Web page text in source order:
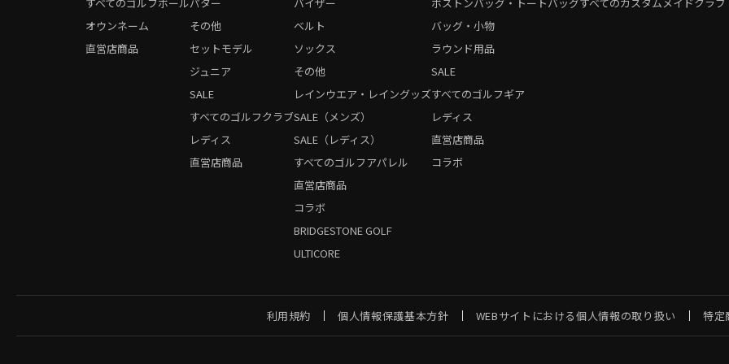
オウンネーム
直営店商品
レディス
直営店商品
その他
セットモデル
ジュニア
SALE
すべてのゴルフクラブ
直営店商品
コラボ
BRIDGESTONE GOLF
ULTICORE
ベルト
ソックス
その他
レインウエア・レイングッズ
SALE（メンズ）
SALE（レディス）
すべてのゴルフアパレル
レディス
直営店商品
コラボ
バッグ・小物
ラウンド用品
SALE
すべてのゴルフギア
利用規約 個人情報保護基本方針 WEBサイトにおける個人情報の取り扱い 特定